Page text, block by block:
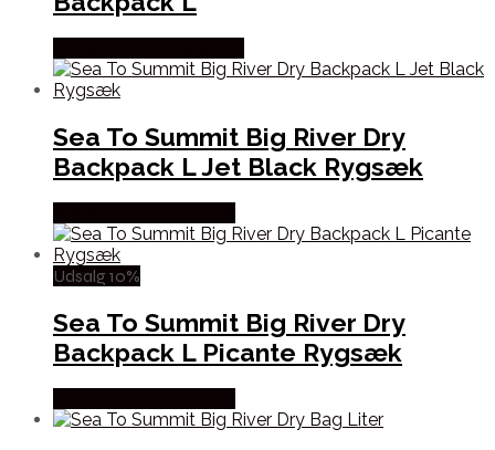
Sea To Summit Big River Dry
Backpack L Jet Black Rygsæk
Udsalg 10%
Sea To Summit Big River Dry
Backpack L Picante Rygsæk